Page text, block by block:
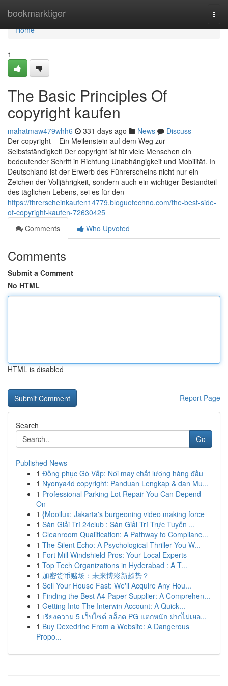
bookmarktiger
Home
Home
1
The Basic Principles Of
copyright kaufen
mahatmaw479whh6 331 days ago News
Discuss
Der copyright – Ein Meilenstein auf dem Weg zur
Selbstständigkeit Der copyright ist für viele Menschen ein
bedeutender Schritt in Richtung Unabhängigkeit und Mobilität. In
Deutschland ist der Erwerb des Führerscheins nicht nur ein
Zeichen der Volljährigkeit, sondern auch ein wichtiger Bestandteil
des täglichen Lebens, sei es für den
https://fhrerscheinkaufen14779.bloguetechno.com/the-best-side-
of-copyright-kaufen-72630425
Comments
Who Upvoted
Comments
Submit a Comment
No HTML
HTML is disabled
Report Page
Search
Go
Published News
1 Đồng phục Gò Vấp: Nơi may chất lượng hàng đầu
1 Nyonya4d copyright: Panduan Lengkap & dan Mu...
1 Professional Parking Lot Repair You Can Depend
On
1 {Mooilux: Jakarta's burgeoning video making force
1 Sàn Giải Trí 24club : Sàn Giải Trí Trực Tuyến ...
1 Cleanroom Qualification: A Pathway to Complianc...
1 The Silent Echo: A Psychological Thriller You W...
1 Fort Mill Windshield Pros: Your Local Experts
1 Top Tech Organizations in Hyderabad : A T...
1 加密货币赌场：未来博彩新趋势？
1 Sell Your House Fast: We'll Acquire Any Hou...
1 Finding the Best A4 Paper Supplier: A Comprehen...
1 Getting Into The Interwin Account: A Quick...
1 เรียงความ 5 เว็บไซต์ สล็อต PG แตกหนัก ฝากไม่เยอ...
1 Buy Dexedrine From a Website: A Dangerous
Propo...